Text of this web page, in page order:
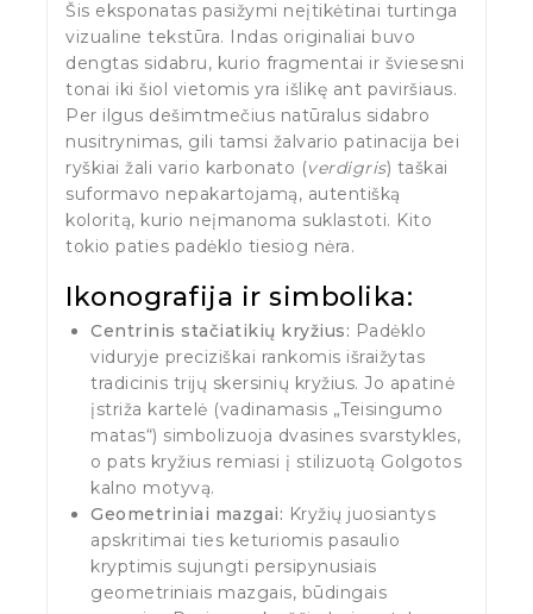
Šis eksponatas pasižymi neįtikėtinai turtinga
vizualine tekstūra. Indas originaliai buvo
dengtas sidabru, kurio fragmentai ir šviesesni
tonai iki šiol vietomis yra išlikę ant paviršiaus.
Per ilgus dešimtmečius natūralus sidabro
nusitrynimas, gili tamsi žalvario patinacija bei
ryškiai žali vario karbonato (verdigris) taškai
suformavo nepakartojamą, autentišką
koloritą, kurio neįmanoma suklastoti. Kito
tokio paties padėklo tiesiog nėra.
Ikonografija ir simbolika:
Centrinis stačiatikių kryžius: Padėklo
viduryje preciziškai rankomis išraižytas
tradicinis trijų skersinių kryžius. Jo apatinė
įstriža kartelė (vadinamasis „Teisingumo
matas“) simbolizuoja dvasines svarstykles,
o pats kryžius remiasi į stilizuotą Golgotos
kalno motyvą.
Geometriniai mazgai: Kryžių juosiantys
apskritimai ties keturiomis pasaulio
kryptimis sujungti persipynusiais
geometriniais mazgais, būdingais